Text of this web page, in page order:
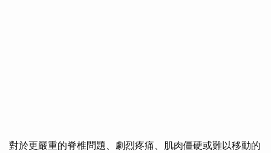
對於更嚴重的脊椎問題、劇烈疼痛、肌肉僵硬或難以移動的